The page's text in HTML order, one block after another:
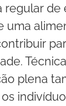
regular de
uma
plena